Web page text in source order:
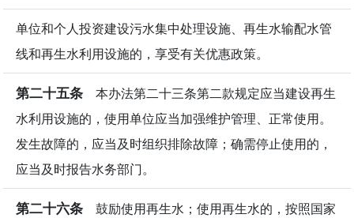
单位和个人投资建设污水集中处理设施、再生水输配水管
线和再生水利用设施的，享受有关优惠政策。
第二十五条 本办法第二十三条第二款规定应当建设再生
水利用设施的，使用单位应当加强维护管理、正常使用。
发生故障的，应当及时组织排除故障；确需停止使用的，
应当及时报告水务部门。
第二十六条 鼓励使用再生水；使用再生水的，按照国家